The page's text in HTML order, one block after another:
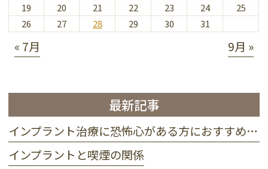
19
20 21 22 23 24
25
26
27 28 29 30 31
« 7月 9月 »
最新記事
インプラント治療に恐怖心がある方におすすめ 静脈麻酔って？
インプラントと喫煙の関係